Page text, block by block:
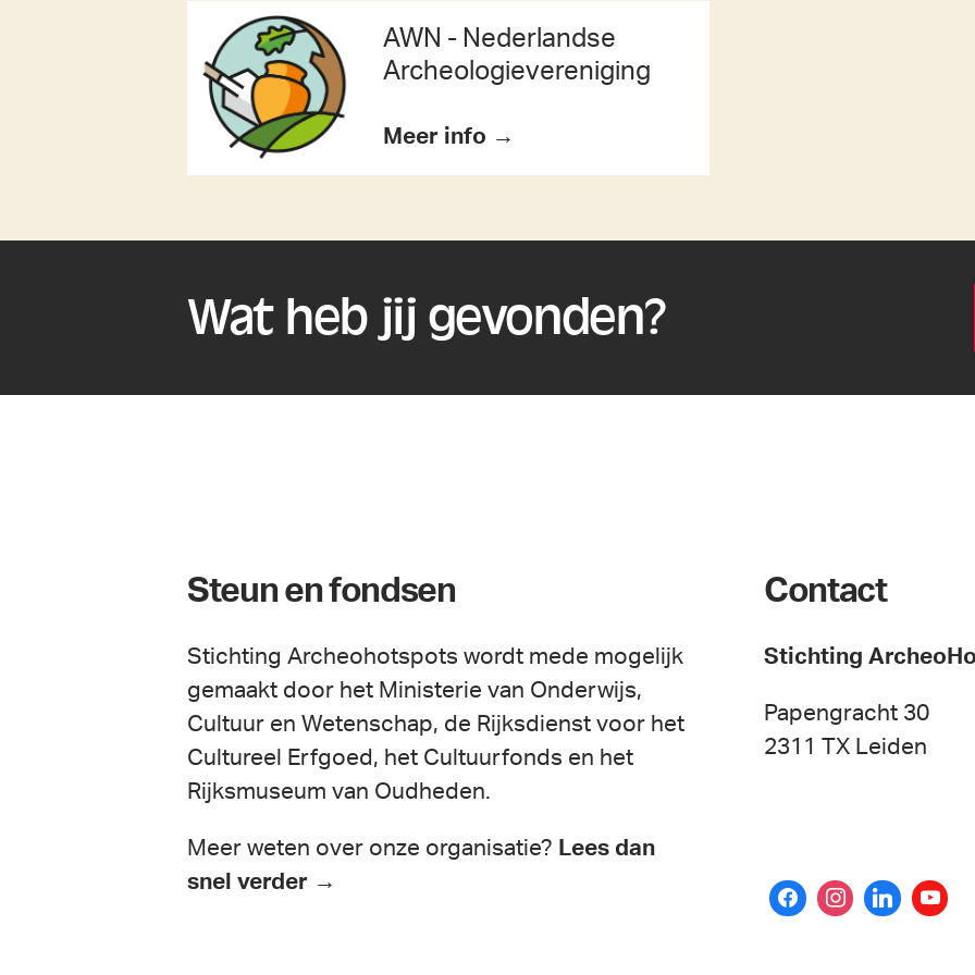
AWN - Nederlandse
Archeologievereniging
Meer info →
Wat heb jij gevonden?
Steun en fondsen
Stichting Archeohotspots wordt mede mogelijk
gemaakt door het Ministerie van Onderwijs,
Cultuur en Wetenschap, de Rijksdienst voor het
Cultureel Erfgoed, het Cultuurfonds en het
Rijksmuseum van Oudheden.
Meer weten over onze organisatie? Lees dan
snel verder →
Contact
Stichting
Papengracht 30
2311 TX Leiden